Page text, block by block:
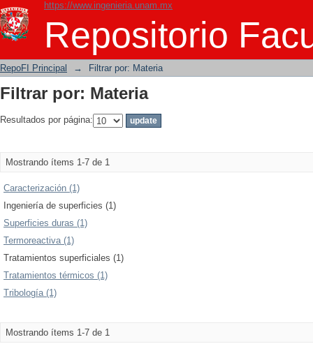
https://www.ingenieria.unam.mx
Repositorio
Filtrar por: Materia
RepoFI Principal → Filtrar por: Materia
Filtrar por: Materia
Resultados por página:
Mostrando ítems 1-7 de 1
Caracterización (1)
Ingeniería de superficies (1)
Superficies duras (1)
Termoreactiva (1)
Tratamientos superficiales (1)
Tratamientos térmicos (1)
Tribología (1)
Mostrando ítems 1-7 de 1